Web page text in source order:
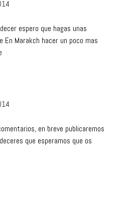
espero que hagas unas
En Marakch hacer un poco mas
en breve publicaremos
que esperamos que os